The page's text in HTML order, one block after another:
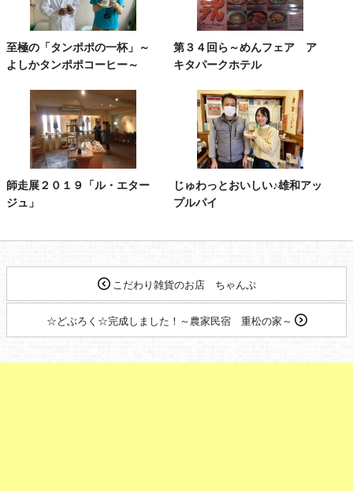
至極の「タンポポの一杯」～
よしかタンポポコーヒー～
第３４回ら～めんフェア ア
キタパークホテル
師走展２０１９「ル・エター
ジュ」
じゅわっとおいしい♪雄和アッ
プルパイ
こだわり雑貨のお店 ちゃんぷ
☆どぶろく☆完成しました！～農家民宿 重松の家～